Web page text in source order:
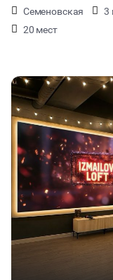
Семеновская 3
20 мест